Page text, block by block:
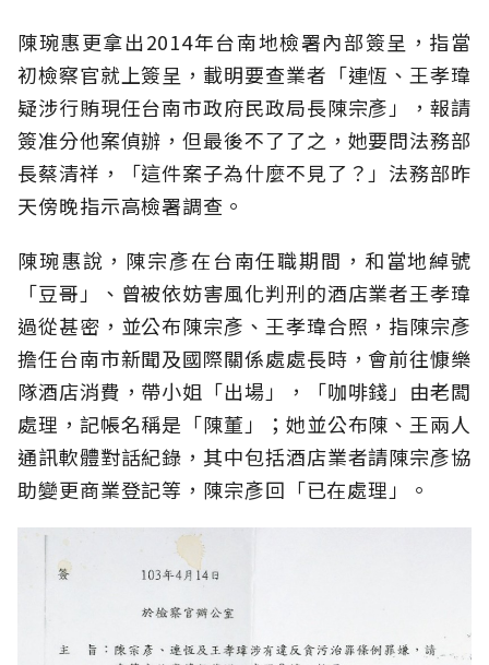
陳琬惠更拿出2014年台南地檢署內部簽呈，指當
初檢察官就上簽呈，載明要查業者「連恆、王孝瑋
疑涉行賄現任台南市政府民政局長陳宗彥」，報請
簽准分他案偵辦，但最後不了了之，她要問法務部
長蔡清祥，「這件案子為什麼不見了？」法務部昨
天傍晚指示高檢署調查。
陳琬惠說，陳宗彥在台南任職期間，和當地綽號
「豆哥」、曾被依妨害風化判刑的酒店業者王孝瑋
過從甚密，並公布陳宗彥、王孝瑋合照，指陳宗彥
擔任台南市新聞及國際關係處處長時，會前往慷樂
隊酒店消費，帶小姐「出場」，「咖啡錢」由老闆
處理，記帳名稱是「陳董」；她並公布陳、王兩人
通訊軟體對話紀錄，其中包括酒店業者請陳宗彥協
助變更商業登記等，陳宗彥回「已在處理」。